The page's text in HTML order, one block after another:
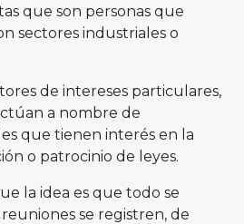
que son personas que
sectores industriales o
de intereses particulares,
a nombre de
que tienen interés en la
o patrocinio de leyes.
la idea es que todo se
se registren, de